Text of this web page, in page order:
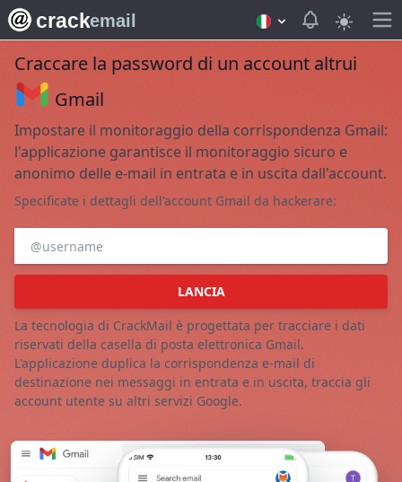
crackemail View
Craccare la password di un account altrui
Gmail
Impostare il monitoraggio della corrispondenza Gmail:
l'applicazione garantisce il monitoraggio sicuro e
anonimo delle e-mail in entrata e in uscita dall'account.
Specificate i dettagli dell'account Gmail da hackerare:
LANCIA
La tecnologia di CrackMail è progettata per tracciare i dati
riservati della casella di posta elettronica Gmail.
L'applicazione duplica la corrispondenza e-mail di
destinazione nei messaggi in entrata e in uscita, traccia gli
account utente su altri servizi Google.